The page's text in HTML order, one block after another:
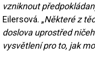
vzniknout
Eilersová. „Některé z
doslova uprostřed
vysvětlení pro to, jak